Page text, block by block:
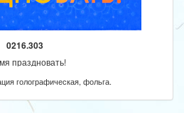
0216.303
праздновать!
голографическая, фольга.